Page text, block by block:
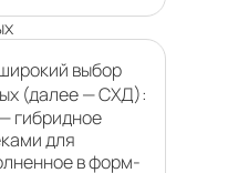
выбор
(далее — СХД):
гибридное
для
в форм-